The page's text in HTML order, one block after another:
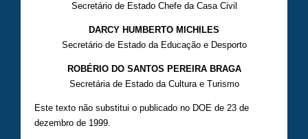
Secretário de Estado Chefe da Casa Civil
DARCY HUMBERTO MICHILES
Secretário de Estado da Educação e Desporto
ROBÉRIO DO SANTOS PEREIRA BRAGA
Secretária de Estado da Cultura e Turismo
Este texto não substitui o publicado no DOE de 23 de
dezembro de 1999.